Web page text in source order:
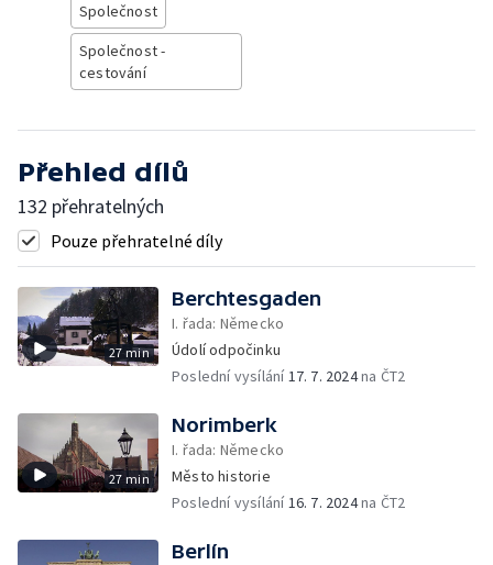
Společnost
Společnost -
cestování
Přehled dílů
132 přehratelných
Pouze přehratelné díly
27 min
Berchtesgaden
I. řada: Německo
Údolí odpočinku
Poslední vysílání17. 7. 2024na ČT2
27 min
Norimberk
I. řada: Německo
Město historie
Poslední vysílání16. 7. 2024na ČT2
Berlín